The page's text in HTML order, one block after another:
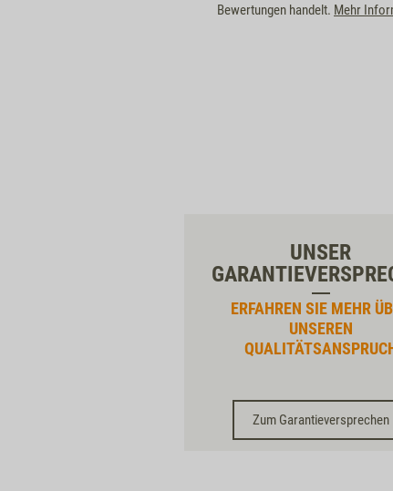
Bewertungen handelt. Mehr
UNSER
ERFAHREN SIE MEHR
UNSEREN
Zum Garantieversprechen